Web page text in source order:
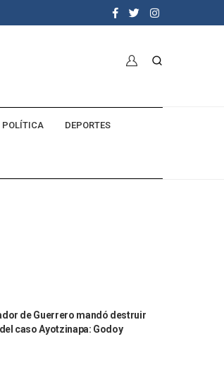
POLÍTICA DEPORTES
de Guerrero mandó destruir
caso Ayotzinapa: Godoy